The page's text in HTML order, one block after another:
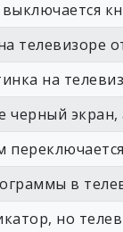
телевизоре
на
черный экран,
переключается
в
но